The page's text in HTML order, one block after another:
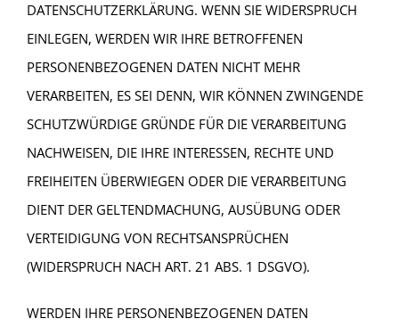
DATENSCHUTZERKLÄRUNG. WENN SIE WIDERSPRUCH
EINLEGEN, WERDEN WIR IHRE BETROFFENEN
PERSONENBEZOGENEN DATEN NICHT MEHR
VERARBEITEN, ES SEI DENN, WIR KÖNNEN ZWINGENDE
SCHUTZWÜRDIGE GRÜNDE FÜR DIE VERARBEITUNG
NACHWEISEN, DIE IHRE INTERESSEN, RECHTE UND
FREIHEITEN ÜBERWIEGEN ODER DIE VERARBEITUNG
DIENT DER GELTENDMACHUNG, AUSÜBUNG ODER
VERTEIDIGUNG VON RECHTSANSPRÜCHEN
(WIDERSPRUCH NACH ART. 21 ABS. 1 DSGVO).
WERDEN IHRE PERSONENBEZOGENEN DATEN